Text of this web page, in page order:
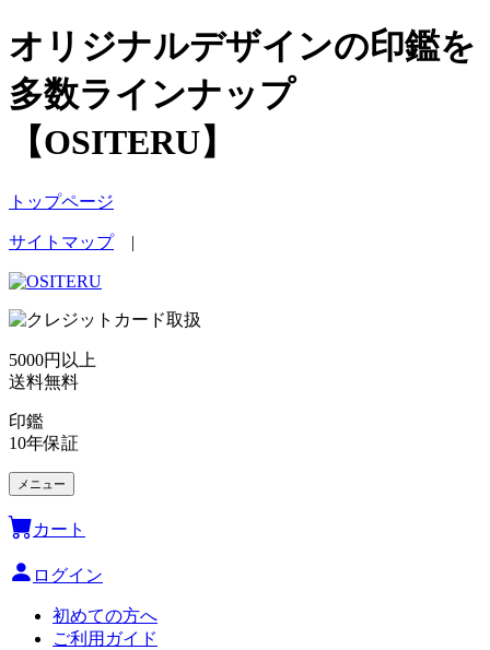
オリジナルデザインの印鑑を
多数ラインナップ
【OSITERU】
トップページ
サイトマップ|
5000円以上
送料無料
印鑑
10年保証
メニュー
カート
ログイン
初めての方へ
ご利用ガイド